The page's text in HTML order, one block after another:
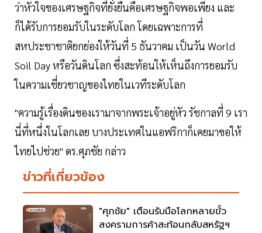
ว่าหัวใจของเศรษฐกิจที่ยั่งยืนคือเศรษฐกิจพอเพียง และ
ก็ได้รับการยอมรับในระดับโลก โดยเฉพาะการที่
สหประชาชาติยกย่องให้วันที่ 5 ธันวาคม เป็นวัน World
Soil Day หรือวันดินโลก ซึ่งสะท้อนให้เห็นถึงการยอมรับ
ในความเชี่ยวชาญของไทยในเวทีระดับโลก
"ความรู้เรื่องดินของเรามาจากพระเจ้าอยู่หัว รัชกาลที่ 9 เรา
นี่ที่หนึ่งในโลกเลย บางประเทศในแอฟริกาก็เคยมาขอให้
ไทยไปช่วย" ดร.ศุภชัย กล่าว
ข่าวที่เกี่ยวข้อง
"ศุภชัย" เตือนรับมือโลกหลายขั้ว
สงครามการค้าสะท้อนกลับสหรัฐฯ